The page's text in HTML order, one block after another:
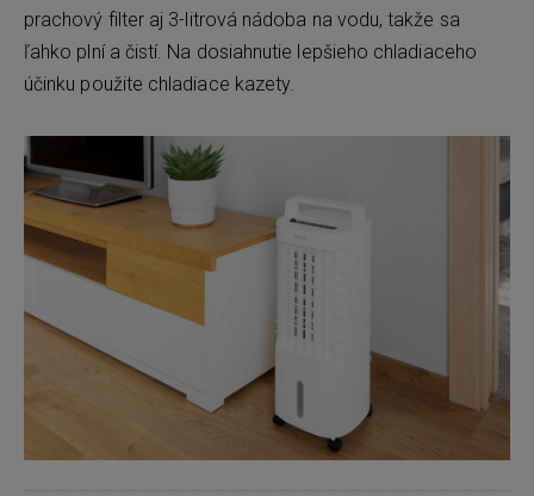
prachový filter aj 3-litrová nádoba na vodu, takže sa
ľahko plní a čistí. Na dosiahnutie lepšieho chladiaceho
účinku použite chladiace kazety.